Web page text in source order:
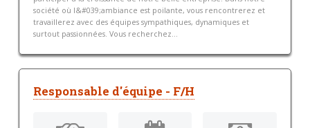
société où l&#039;ambiance est poilante, vous rencontrerez et
travaillerez avec des équipes sympathiques, dynamiques et
surtout passionnées. Vous recherchez...
Responsable d'équipe - F/H